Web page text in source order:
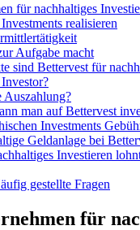
für nachhaltiges
realisieren
Aufgabe macht
sind Bettervest für
Auszahlung?
man auf Bettervest
Investments
Geldanlage bei
Investieren
gestellte Fragen
für